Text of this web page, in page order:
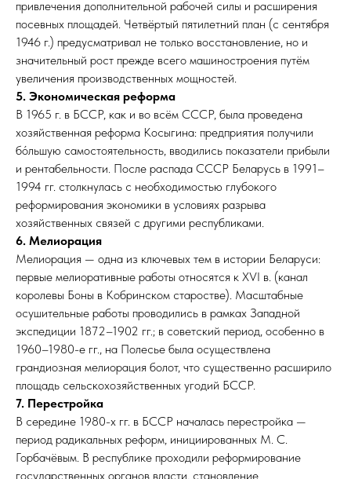
привлечения дополнительной рабочей силы и расширения
посевных площадей. Четвёртый пятилетний план (с сентября
1946 г.) предусматривал не только восстановление, но и
значительный рост прежде всего машиностроения путём
увеличения производственных мощностей.​
5. Экономическая реформа
В 1965 г. в БССР, как и во всём СССР, была проведена
хозяйственная реформа Косыгина: предприятия получили
бо́льшую самостоятельность, вводились показатели прибыли
и рентабельности. После распада СССР Беларусь в 1991–
1994 гг. столкнулась с необходимостью глубокого
реформирования экономики в условиях разрыва
хозяйственных связей с другими республиками.
6. Мелиорация
Мелиорация — одна из ключевых тем в истории Беларуси:
первые мелиоративные работы относятся к XVI в. (канал
королевы Боны в Кобринском старостве). Масштабные
осушительные работы проводились в рамках Западной
экспедиции 1872–1902 гг.; в советский период, особенно в
1960–1980-е гг., на Полесье была осуществлена
грандиозная мелиорация болот, что существенно расширило
площадь сельскохозяйственных угодий БССР.
7. Перестройка
В середине 1980-х гг. в БССР началась перестройка —
период радикальных реформ, инициированных М. С.
Горбачёвым. В республике проходили реформирование
государственных органов власти, становление